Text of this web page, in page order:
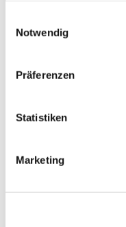
Notwendig
Präferenzen
Statistiken
Marketing